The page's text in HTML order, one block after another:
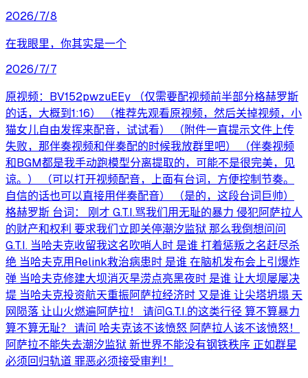
2026/7/8
在我眼里，你其实是一个
2026/7/7
原视频：BV152pwzuEEy （仅需要配视频前半部分格赫罗斯
的话，大概到1:16） （推荐先观看原视频，然后关掉视频，小
猫女儿自由发挥来配音，试试看） （附件一直提示文件上传
失败，那伴奏视频和伴奏配的时候我放群里吧） （伴奏视频
和BGM都是我手动跑模型分离提取的，可能不是很完美，见
谅。） （可以打开视频配音，上面有台词，方便控制节奏。
自信的话也可以直接用伴奏配音） （是的，这段台词巨帅）
格赫罗斯 台词： 刚才 G.T.I.骂我们用无耻的暴力 侵犯阿萨拉人
的财产和权利 要求我们立即关停潮汐监狱 那么我倒想问问
G.T.I. 当哈夫克收留我这名吹哨人时 是谁 打着惩叛之名赶尽杀
绝 当哈夫克用Relink救治病患时 是谁 在脑机发布会上引爆炸
弹 当哈夫克修建大坝消灭旱涝点亮黑夜时 是谁 让大坝屡屡决
堤 当哈夫克投资航天重振阿萨拉经济时 又是谁 让尖塔坍塌 天
网陨落 让山火燃遍阿萨拉！ 请问G.T.I.的这类行径 算不算暴力
算不算无耻？ 请问 哈夫克该不该愤怒 阿萨拉人该不该愤怒！
阿萨拉不能失去潮汐监狱 新世界不能没有钢铁秩序 正如群星
必须回归轨道 罪恶必须接受审判！